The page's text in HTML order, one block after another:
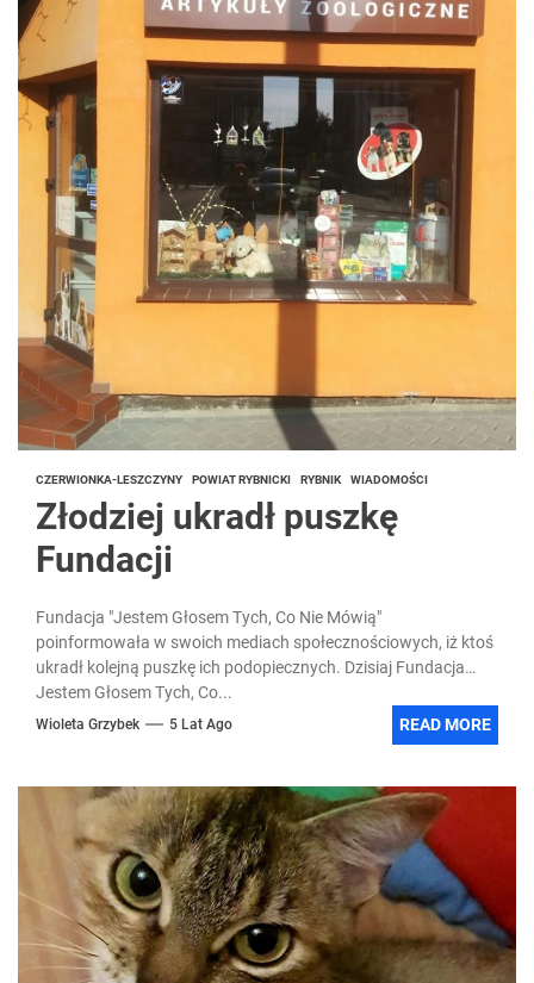
CZERWIONKA-LESZCZYNY POWIAT RYBNICKI RYBNIK WIADOMOŚCI
Złodziej ukradł puszkę
Fundacji
Fundacja "Jestem Głosem Tych, Co Nie Mówią"
poinformowała w swoich mediach społecznościowych, iż ktoś
ukradł kolejną puszkę ich podopiecznych. Dzisiaj Fundacja
Jestem Głosem Tych, Co...
Wioleta Grzybek 5 Lat Ago READ MORE